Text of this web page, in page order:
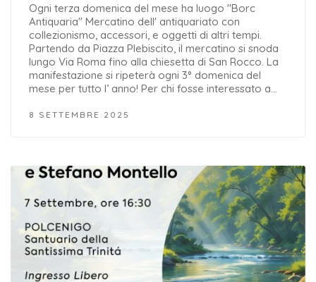
Ogni terza domenica del mese ha luogo "Borc
Antiquaria" Mercatino dell' antiquariato con
collezionismo, accessori, e oggetti di altri tempi.
Partendo da Piazza Plebiscito, il mercatino si snoda
lungo Via Roma fino alla chiesetta di San Rocco. La
manifestazione si ripeterà ogni 3° domenica del
mese per tutto l’ anno! Per chi fosse interessato a…
8 SETTEMBRE 2025